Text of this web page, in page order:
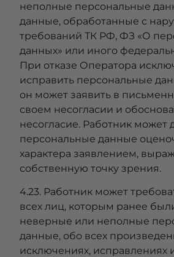
неполные персональные
данные, обработанные с
требований ТК РФ, ФЗ «О
данных» или иного
При отказе Оператора
исправить персональные
он может заявить в
своем несогласии и
несогласие. Работник может
персональные данные
характера заявлением,
собственную точку зрения.
4.23. Работник может
всех лиц, которым ранее
неверные или неполные
данные, обо всех
исключениях, исправлениях